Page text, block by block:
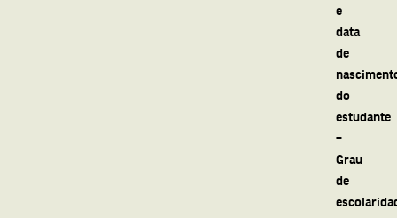
e
data
de
do
estudante
–
Grau
de